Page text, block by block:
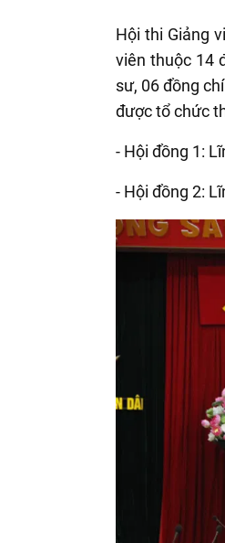
Hội thi Giảng
viên thuộc 14
sư, 06 đồng
được tổ chức
- Hội đồng 1:
- Hội đồng 2: